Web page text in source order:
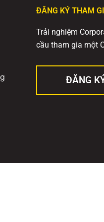
ĐĂNG KÝ THAM
Trải nghiệm
cầu tham gia một
ĐĂNG